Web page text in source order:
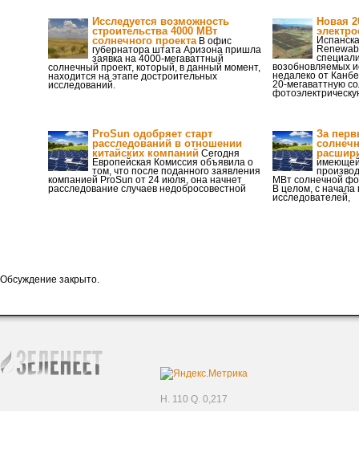
Исследуется возможность
строительства 4000 МВт
солнечного проектаВ офис
губернатора штата Аризона пришла
заявка на 4000-мегаваттный
солнечный проект, который, в данный момент,
находится на этапе достроительных
исследований.
Новая
возобновляемых
недалеко от
20-мегаваттную
ProSun одобряет старт
расследований в отношении
китайских компаний Сегодня
Европейская Комиссия объявила о
том, что после поданного заявления
компанией ProSun от 24 июля, она начнет
расследование случаев недобросовестной
За
МВт солнечной
В целом, с начала
исследователей,
Обсуждение закрыто.
H. 110 Q. 0,217